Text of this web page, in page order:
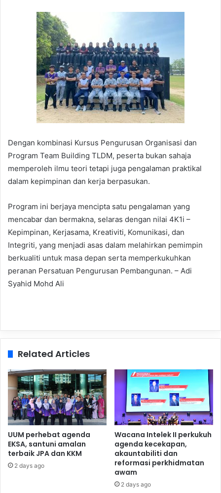
Dengan kombinasi Kursus Pengurusan Organisasi dan
Program Team Building TLDM, peserta bukan sahaja
memperoleh ilmu teori tetapi juga pengalaman praktikal
dalam kepimpinan dan kerja berpasukan.
Program ini berjaya mencipta satu pengalaman yang
mencabar dan bermakna, selaras dengan nilai 4K1i –
Kepimpinan, Kerjasama, Kreativiti, Komunikasi, dan
Integriti, yang menjadi asas dalam melahirkan pemimpin
berkualiti untuk masa depan serta memperkukuhkan
peranan Persatuan Pengurusan Pembangunan. – Adi
Syahid Mohd Ali
Related Articles
UUM perhebat agenda
EKSA, santuni amalan
terbaik JPA dan KKM
2 days ago
Wacana Intelek II perkukuh
agenda kecekapan,
akauntabiliti dan
reformasi perkhidmatan
awam
2 days ago